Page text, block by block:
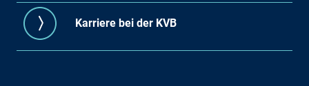
Karriere bei der KVB